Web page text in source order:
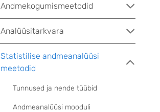
Andmekogumismeetodid
Analüüsitarkvara
Statistilise andmeanalüüsi
meetodid
Tunnused ja nende tüübid
Andmeanalüüsi mooduli